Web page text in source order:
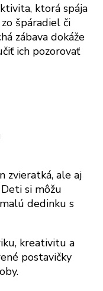
ktorá spája
špáradiel či
zábava dokáže
ich pozorovať
zvieratká, ale aj
si môžu
dedinku s
kreativitu a
postavičky